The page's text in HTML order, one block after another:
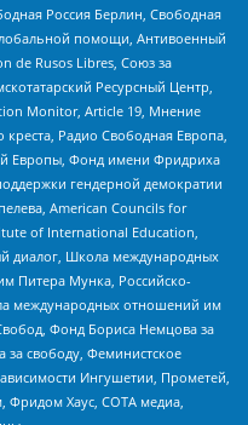
Россия Берлин, Свободная
помощи, Антивоенный
de Rusos Libres, Союз за
Ресурсный Центр,
Monitor, Article 19, Мнение
Радио Свободная Европа,
Европы, Фонд имени Фридриха
гендерной демократии
American Councils for
of International Education,
диалог, Школа международных
Питера Мунка, Российско-
международных отношений им
Фонд Бориса Немцова за
свободу, Феминистское
Ингушетии, Прометей,
Фридом Хаус, СОТА медиа,